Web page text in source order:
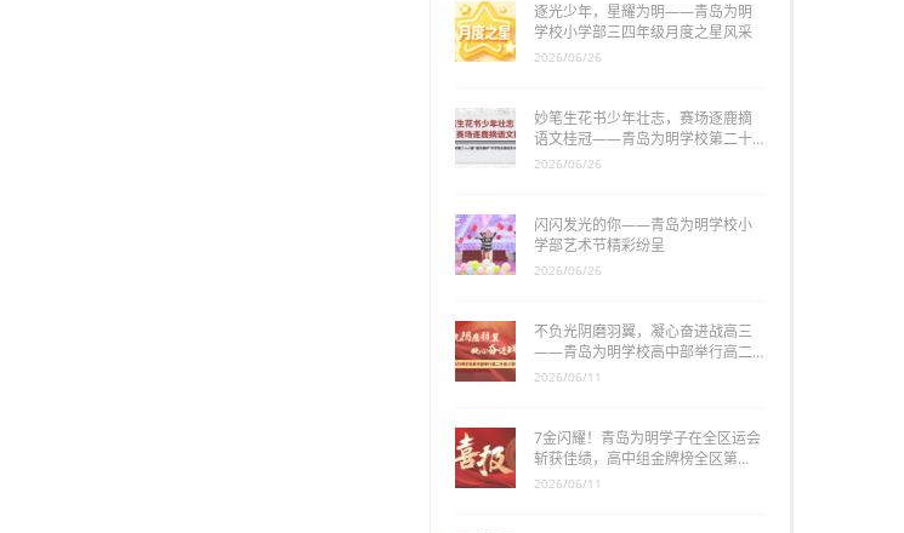
逐光少年，星耀为明——青岛为明
学校小学部三四年级月度之星风采
2026/06/26
妙笔生花书少年壮志，赛场逐鹿摘
语文桂冠——青岛为明学校第二十…
2026/06/26
闪闪发光的你——青岛为明学校小
学部艺术节精彩纷呈
2026/06/26
不负光阴磨羽翼，凝心奋进战高三
——青岛为明学校高中部举行高二…
2026/06/11
7金闪耀！青岛为明学子在全区运会
斩获佳绩，高中组金牌榜全区第…
2026/06/11